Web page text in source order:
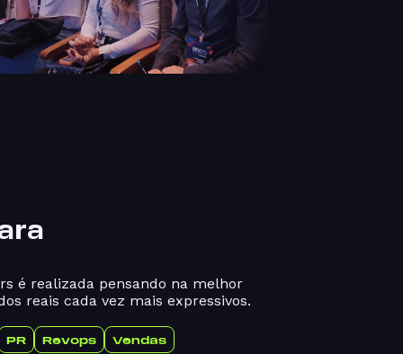
é realizada pensando na melhor
reais cada vez mais expressivos.
PR Revops Vendas